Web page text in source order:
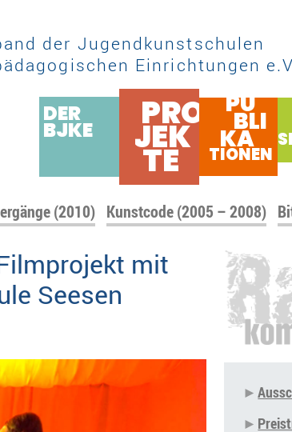
der Jugendkunstschulen
Einrichtungen
DER
BJKE PRO
JEK
TE
PU
BLI
KA
TIONEN
(2010) Kunstcode (2005 – 2008)
mit
Seesen